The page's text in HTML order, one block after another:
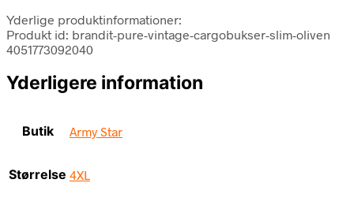
Yderlige produktinformationer:
Produkt id: brandit-pure-vintage-cargobukser-slim-oliven
4051773092040
Yderligere information
Butik Army Star
Størrelse 4XL